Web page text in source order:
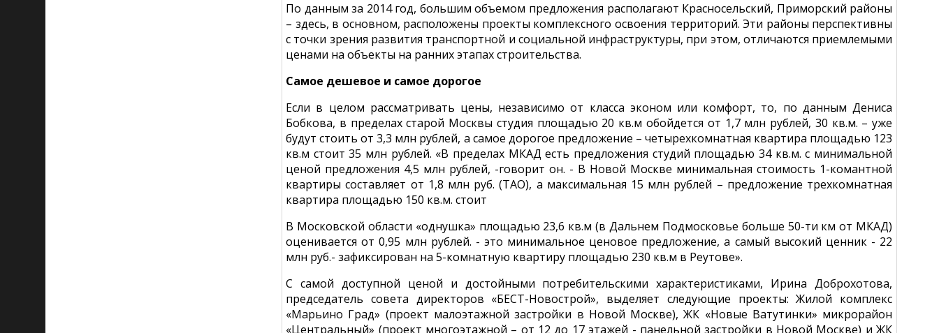
По данным за 2014 год, большим объемом предложения располагают Красносельский, Приморский районы
– здесь, в основном, расположены проекты комплексного освоения территорий. Эти районы перспективны
с точки зрения развития транспортной и социальной инфраструктуры, при этом, отличаются приемлемыми
ценами на объекты на ранних этапах строительства.
Самое дешевое и самое дорогое
Если в целом рассматривать цены, независимо от класса эконом или комфорт, то, по данным Дениса
Бобкова, в пределах старой Москвы студия площадью 20 кв.м обойдется от 1,7 млн рублей, 30 кв.м. – уже
будут стоить от 3,3 млн рублей, а самое дорогое предложение – четырехкомнатная квартира площадью 123
кв.м стоит 35 млн рублей. «В пределах МКАД есть предложения студий площадью 34 кв.м. с минимальной
ценой предложения 4,5 млн рублей, -говорит он. - В Новой Москве минимальная стоимость 1-комантной
квартиры составляет от 1,8 млн руб. (ТАО), а максимальная 15 млн рублей – предложение трехкомнатная
квартира площадью 150 кв.м. стоит
В Московской области «однушка» площадью 23,6 кв.м (в Дальнем Подмосковье больше 50-ти км от МКАД)
оценивается от 0,95 млн рублей. - это минимальное ценовое предложение, а самый высокий ценник - 22
млн руб.- зафиксирован на 5-комнатную квартиру площадью 230 кв.м в Реутове».
С самой доступной ценой и достойными потребительскими характеристиками, Ирина Доброхотова,
председатель совета директоров «БЕСТ-Новострой», выделяет следующие проекты: Жилой комплекс
«Марьино Град» (проект малоэтажной застройки в Новой Москве), ЖК «Новые Ватутинки» микрорайон
«Центральный» (проект многоэтажной – от 12 до 17 этажей - панельной застройки в Новой Москве) и ЖК